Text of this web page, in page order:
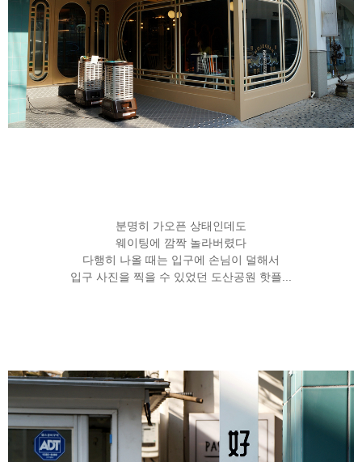
분명히 가오픈 상태인데도
웨이팅에 깜짝 놀라버렸다
다행히 나올 때는 입구에 손님이 덜해서
입구 사진을 찍을 수 있었던 도산공원 핫플...